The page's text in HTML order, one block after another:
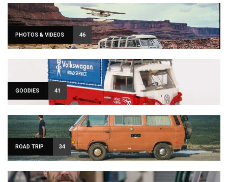
PHOTOS & VIDEOS 46
GOODIES 41
ROAD TRIP 34